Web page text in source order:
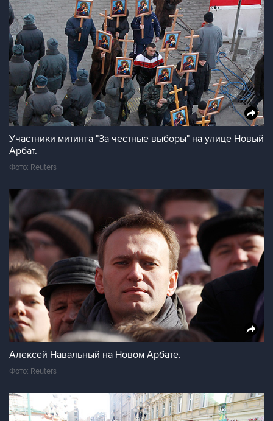
Участники митинга "За честные выборы" на улице Новый
Арбат.
Фото: Reuters
Алексей Навальный на Новом Арбате.
Фото: Reuters